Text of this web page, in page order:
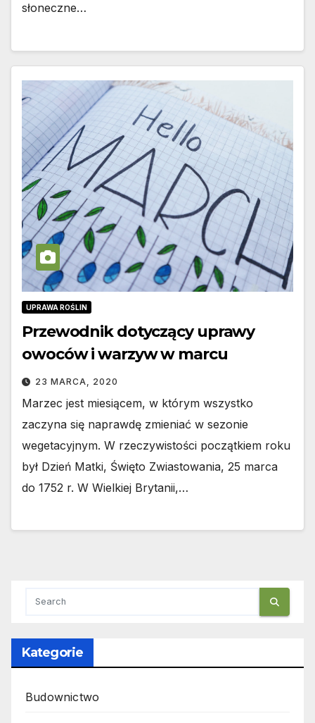
słoneczne…
UPRAWA ROŚLIN
Przewodnik dotyczący uprawy
owoców i warzyw w marcu
23 MARCA, 2020
Marzec jest miesiącem, w którym wszystko
zaczyna się naprawdę zmieniać w sezonie
wegetacyjnym. W rzeczywistości początkiem roku
był Dzień Matki, Święto Zwiastowania, 25 marca
do 1752 r. W Wielkiej Brytanii,…
Kategorie
Budownictwo